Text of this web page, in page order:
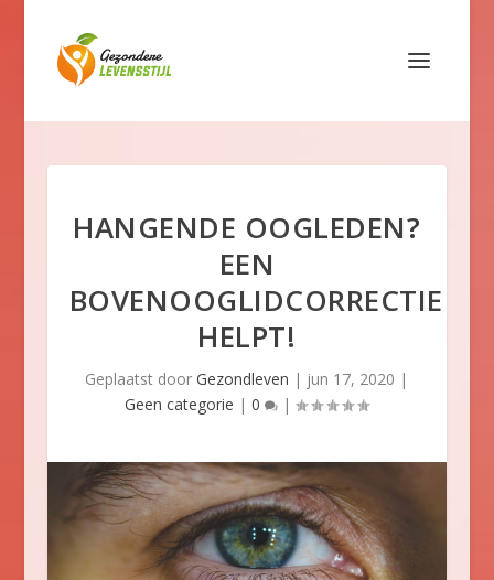
HANGENDE OOGLEDEN?
EEN
BOVENOOGLIDCORRECTIE
HELPT!
Geplaatst doorGezondleven | jun 17, 2020 |
Geen categorie |0 |